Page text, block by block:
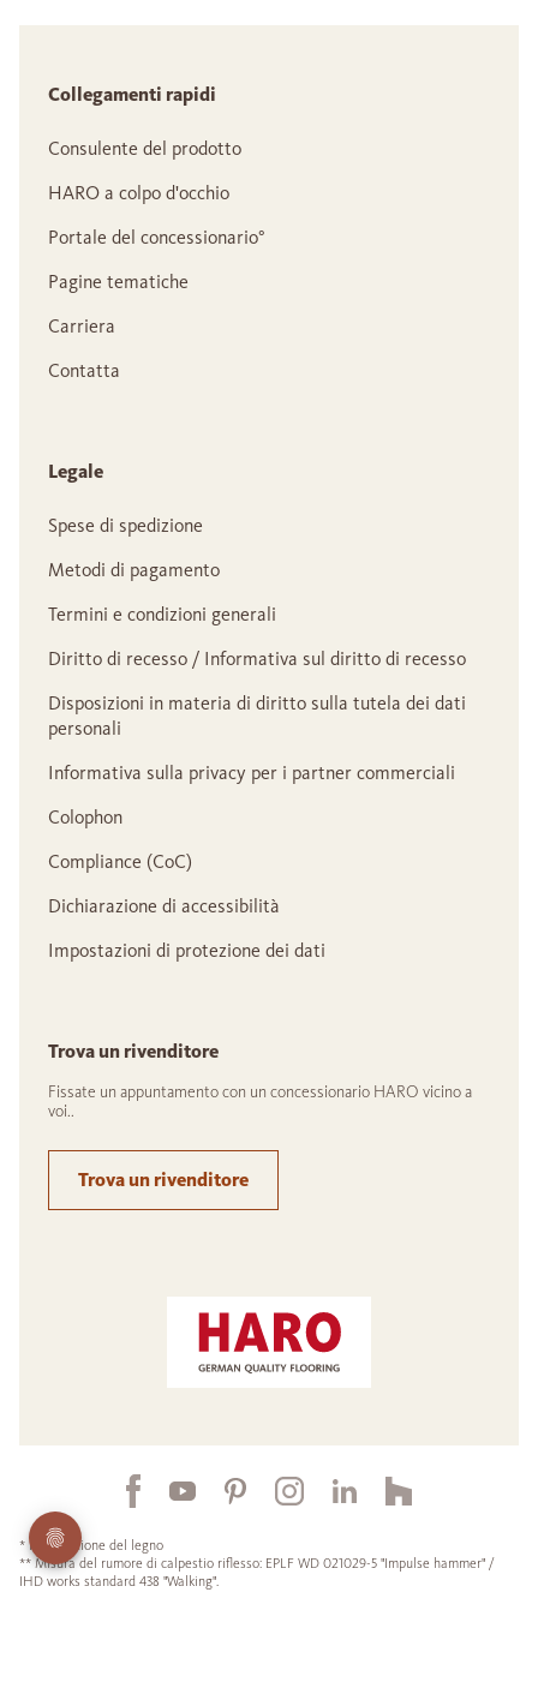
Collegamenti rapidi
Consulente del prodotto
HARO a colpo d'occhio
Portale del concessionario°
Pagine tematiche
Carriera
Contatta
Legale
Spese di spedizione
Metodi di pagamento
Termini e condizioni generali
Diritto di recesso / Informativa sul diritto di recesso
Disposizioni in materia di diritto sulla tutela dei dati
personali
Informativa sulla privacy per i partner commerciali
Colophon
Compliance (CoC)
Dichiarazione di accessibilità
Impostazioni di protezione dei dati
Trova un rivenditore
Fissate un appuntamento con un concessionario HARO vicino a
voi..
Trova un rivenditore
* Riproduzione del legno
** Misura del rumore di calpestio riflesso: EPLF WD 021029-5 "Impulse hammer" /
IHD works standard 438 "Walking".